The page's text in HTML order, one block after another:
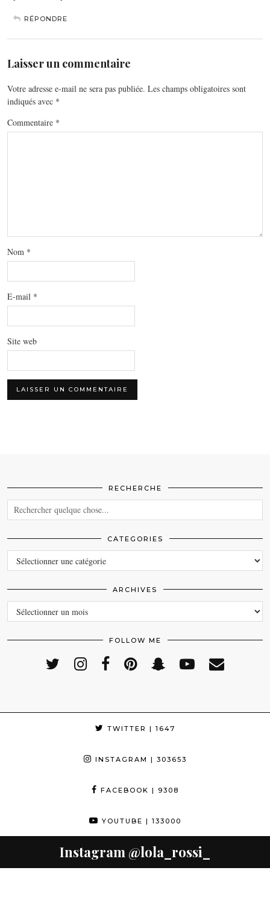
RÉPONDRE
Laisser un commentaire
Votre adresse e-mail ne sera pas publiée. Les champs obligatoires sont
indiqués avec *
Commentaire *
Nom *
E-mail *
Site web
RECHERCHE
CATEGORIES
CATEGORIES
ARCHIVES
ARCHIVES
FOLLOW ME
TWITTER | 1647
INSTAGRAM | 303653
FACEBOOK | 9308
YOUTUBE | 133000
Instagram @lola_rossi_